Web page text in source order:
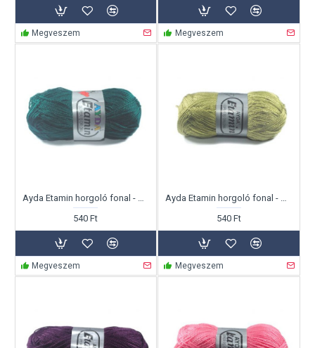
Megveszem Megveszem
Ayda Etamin horgoló fonal - olaj zöld
540 Ft
Megveszem
Ayda Etamin horgoló fonal - oliva zöld
540 Ft
Megveszem